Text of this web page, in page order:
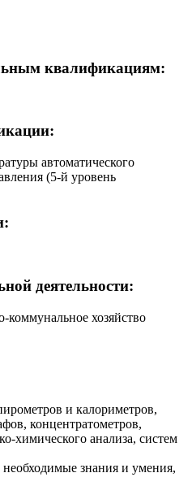
квалификациям:
автоматического
(5-й уровень
деятельности:
хозяйство
и калориметров,
концентратометров,
химического анализа, систем
знания и умения,